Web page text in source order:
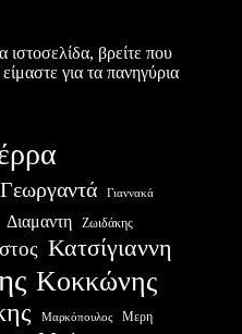
ιστοσελίδα, βρείτε που
για τα πανηγύρια
Γεωργαντά Γιαννακά
Διαμαντη Ζωιδάκης
Κατσίγιαννη
Κοκκώνης
Μαρκόπουλος Μερη